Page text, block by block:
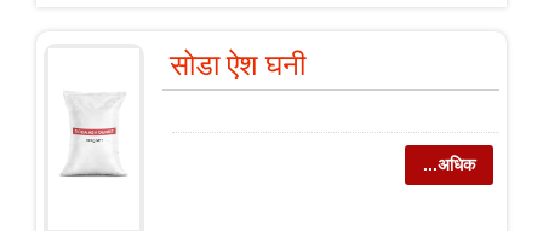
सोडा ऐश घनी
...अधिक